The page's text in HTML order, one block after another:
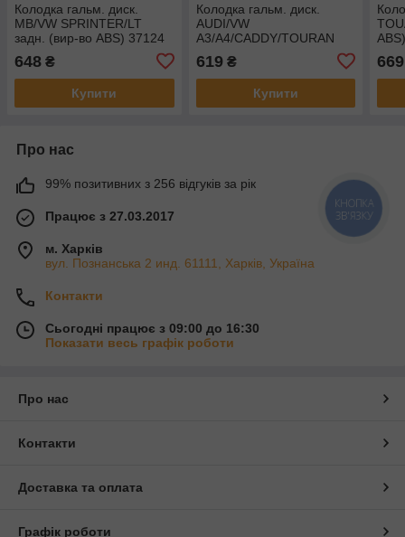
Колодка гальм. диск.
MB/VW SPRINTER/LT
задн. (вир-во ABS) 37124
648 ₴
Купити
Колодка гальм. диск.
AUDI/VW
A3/A4/CADDY/TOURAN
задн. (вир-во ABS) 37411
619₴
Купити
669
Про нас
99% позитивних з 256 відгуків за рік
Працює з 27.03.2017
м. Харків
вул. Познанська 2 инд. 61111, Харків, Україна
Контакти
Сьогодні працює з 09:00 до 16:30
Показати весь графік роботи
Про нас
Контакти
Доставка та оплата
Графік роботи
КНОПКА
ЗВ'ЯЗКУ